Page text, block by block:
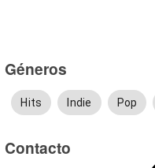
Géneros
Hits Indie Pop
Contacto